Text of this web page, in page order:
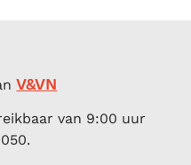
V&VN
van 9:00 uur